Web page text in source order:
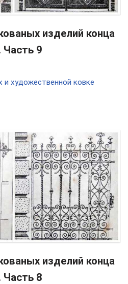
изделий конца
Часть 9
и художественной ковке
изделий конца
Часть 8